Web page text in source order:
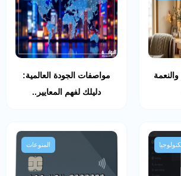
مواصفات الجودة العالمية:
دليلك لفهم المعايير..
المنوعات